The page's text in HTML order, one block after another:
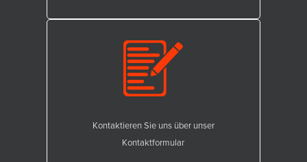
Kontaktieren Sie uns über unser
Kontaktformular